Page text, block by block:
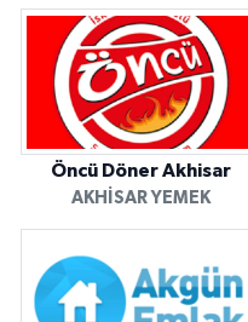
Öncü Döner Akhisar
AKHISAR YEMEK